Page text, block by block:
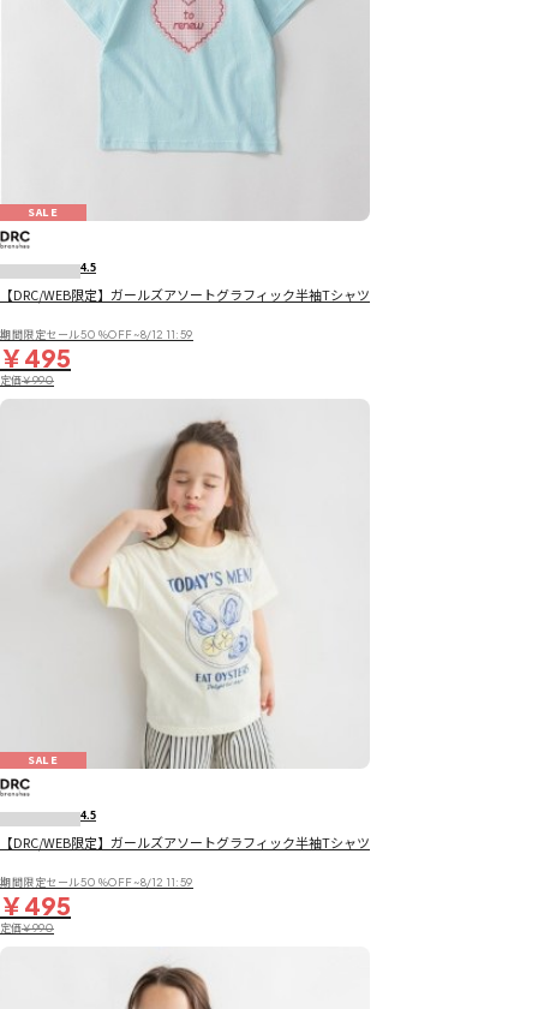
SALE
4.5
【DRC/WEB限定】ガールズアソートグラフィック半袖Tシャツ
期間限定セール50％OFF~8/12 11:59
￥495
定価￥990
SALE
4.5
【DRC/WEB限定】ガールズアソートグラフィック半袖Tシャツ
期間限定セール50％OFF~8/12 11:59
￥495
定価￥990